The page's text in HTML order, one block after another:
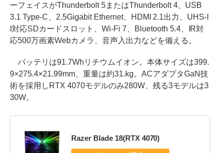
ーフェイスがThunderbolt 5またはThunderbolt 4、USB
3.1 Type-C、2.5Gigabit Ethernet、HDMI 2.1出力、UHS-I
I対応SDカードスロット、Wi-Fi 7、Bluetooth 5.4、IR対
応500万画素Webカメラ、音声入出力などを備える。
バッテリは91.7Whリチウムイオン。本体サイズは399.
9×275.4×21.99mm、重量は約31.kg。ACアダプタGaN技
術を採用しRTX 4070モデルのみ280W、残る3モデルは3
30W。
Razer Blade 18(RTX 4070)